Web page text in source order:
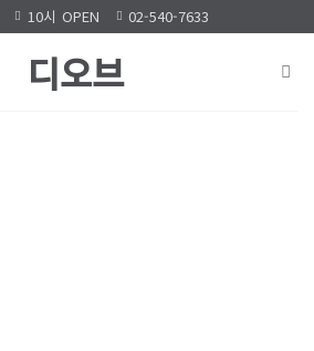
10시 OPEN 02-540-7633